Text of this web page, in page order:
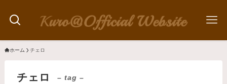
ホーム チェロ
チェロ – tag –